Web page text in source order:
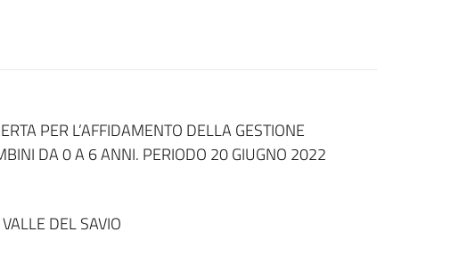
PER L’AFFIDAMENTO DELLA GESTIONE
DA 0 A 6 ANNI. PERIODO 20 GIUGNO 2022
DEL SAVIO